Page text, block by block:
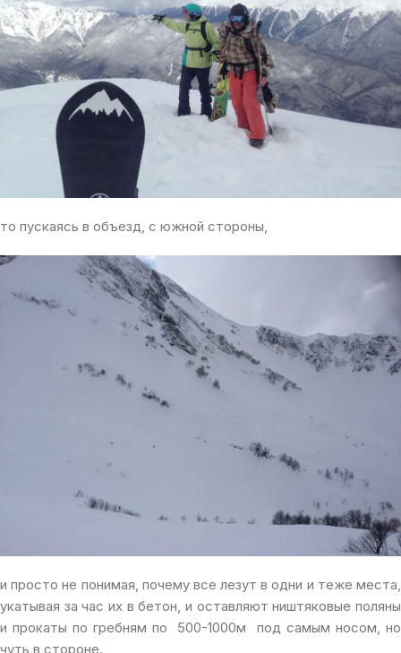
то пускаясь в объезд, с южной стороны,
и просто не понимая, почему все лезут в одни и теже места,
укатывая за час их в бетон, и оставляют ништяковые поляны
и прокаты по гребням по 500-1000м под самым носом, но
чуть в стороне.